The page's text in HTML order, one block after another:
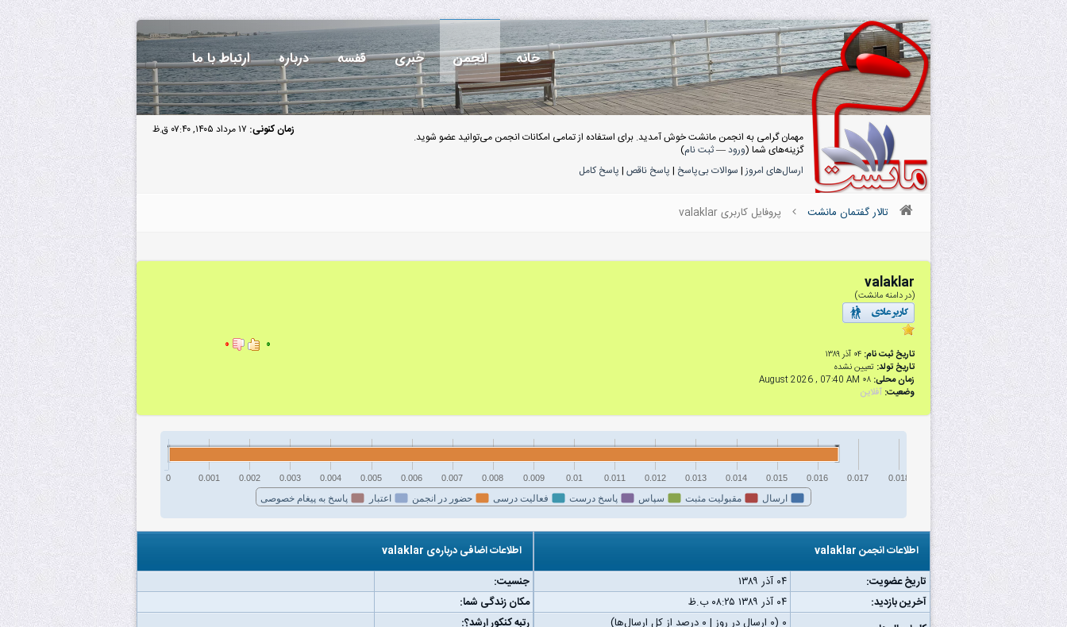
خانه انجمن خبری قفسه درباره ارتباط با ما
زمان کنونی: ۱۷ مرداد ۱۴۰۵, ۰۷:۴۰ ق.ظ
مهمان گرامی به انجمن مانشت خوش آمدید. برای استفاده از تمامی امکانات انجمن می‌توانید عضو شوید.
گزینه‌های شما (ورود—ثبت نام)
ارسال‌های امروز| سوالات بی‌پاسخ | پاسخ ناقص | پاسخ کامل
تالار گفتمان مانشت پروفایل کاربری valaklar
valaklar
(در دامنه مانشت)
تاریخ ثبت نام: ۰۴ آذر ۱۳۸۹
تاریخ تولد: تعیین نشده
زمان محلی: ۰۸ August 2026 , 07:40 AM
وضعیت: آفلاین
۰ ۰
ارسال مقبولیت مثبت سپاس پاسخ درست فعالیت درسی حضور در انجمن اعتبار پاسخ به پیغام خصوصی
0 0.001 0.002 0.003 0.004 0.005 0.006 0.007 0.008 0.009 0.01 0.011 0.012 0.013 0.014 0.015 0.016 0.017 0.018
اطلاعات انجمن valaklar
تاریخ عضویت:
۰۴ آذر ۱۳۸۹
آخرین بازدید:
۰۴ آذر ۱۳۸۹ ۰۸:۲۵ ب.ظ
۰ (۰ ارسال در روز | ۰ درصد از کل ارسال‌ها)
اطلاعات اضافی درباره‌ی valaklar
جنسیت:
مکان زندگی شما:
رتبه کنکور ارشد؟: